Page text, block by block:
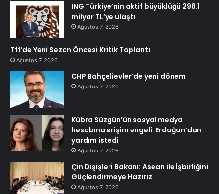
ING Türkiye’nin aktif büyüklüğü 298.1
milyar TL’ye ulaştı
Ağustos 7, 2026
Tff’de Yeni Sezon Öncesi Kritik Toplantı
Ağustos 7, 2026
CHP Bahçelievler’de yeni dönem
Ağustos 7, 2026
Kübra Süzgün’ün sosyal medya
hesabına erişim engeli: Erdoğan’dan
yardım istedi
Ağustos 7, 2026
Çin Dışişleri Bakanı: Asean ile İşbirliğini
Güçlendirmeye Hazırız
Ağustos 7, 2026